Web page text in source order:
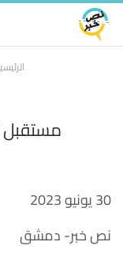
مستقبل
30 يونيو 2023
نص خبر- دمشق